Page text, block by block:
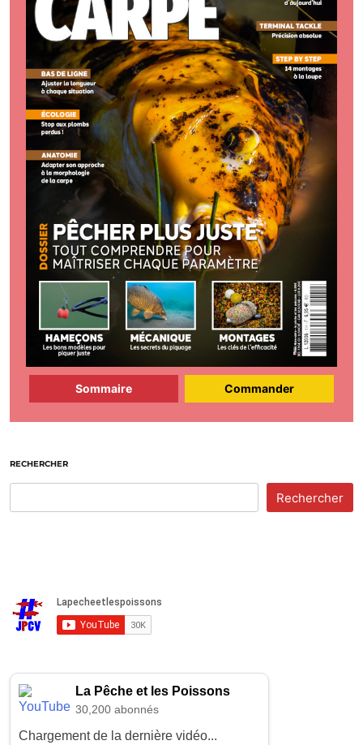
Sommaire Commander
RECHERCHER
Rechercher
La Pêche et les Poissons
30,200 abonnés
Chargement de la dernière vidéo...